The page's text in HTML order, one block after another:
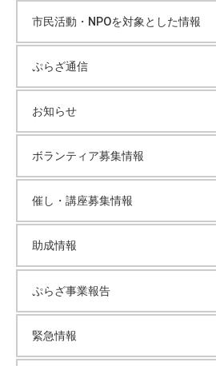
市民活動・NPOを対象とした情報
ぷらざ通信
お知らせ
ボランティア募集情報
催し・講座募集情報
助成情報
ぷらざ事業報告
緊急情報